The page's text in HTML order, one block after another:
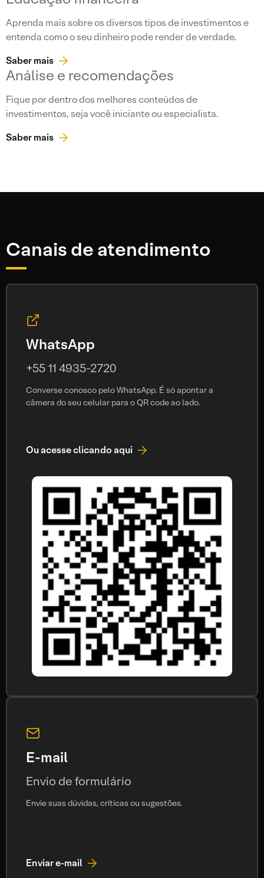
Aprenda mais sobre os diversos tipos de investimentos e
entenda como o seu dinheiro pode render de verdade.
Saber mais
Análise e recomendações
Fique por dentro dos melhores conteúdos de
investimentos, seja você iniciante ou especialista.
Saber mais
Canais de atendimento
WhatsApp
+55 11 4935-2720
Converse conosco pelo WhatsApp. É só apontar a
câmera do seu celular para o QR code ao lado.
Ou acesse clicando aqui
E-mail
Envio de formulário
Envie suas dúvidas, críticas ou sugestões.
Enviar e-mail